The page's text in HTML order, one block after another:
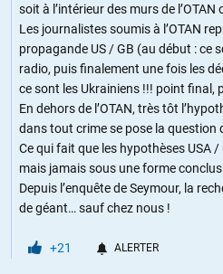
soit à l’intérieur des murs de l’OTAN
Les journalistes soumis à l’OTAN
propagande US / GB (au début : ce
radio, puis finalement une fois les
ce sont les Ukrainiens !!! point final,
En dehors de l’OTAN, très tôt
dans tout crime se pose la question
Ce qui fait que les hypothèses USA
mais jamais sous une forme
Depuis l’enquête de Seymour, la
de géant… sauf chez nous !
+21 ALERTER